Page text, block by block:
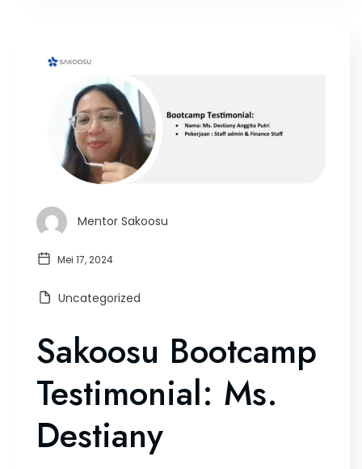
Mentor Sakoosu
Mei 17, 2024
Uncategorized
Sakoosu Bootcamp
Testimonial: Ms.
Destiany